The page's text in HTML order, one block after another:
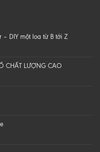
– DIY một loa từ B tới Z
CHẤT LƯỢNG CAO